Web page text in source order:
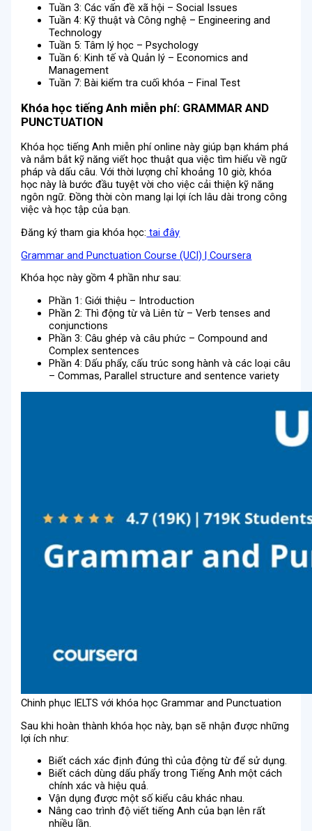
Tuần 3: Các vấn đề xã hội – Social Issues
Tuần 4: Kỹ thuật và Công nghệ – Engineering and
Technology
Tuần 5: Tâm lý học – Psychology
Tuần 6: Kinh tế và Quản lý – Economics and
Management
Tuần 7: Bài kiểm tra cuối khóa – Final Test
Khóa học tiếng Anh miễn phí: GRAMMAR AND
PUNCTUATION
Khóa học tiếng Anh miễn phí online này giúp bạn khám phá
và nắm bắt kỹ năng viết học thuật qua việc tìm hiểu về ngữ
pháp và dấu câu. Với thời lượng chỉ khoảng 10 giờ, khóa
học này là bước đầu tuyệt vời cho việc cải thiện kỹ năng
ngôn ngữ. Đồng thời còn mang lại lợi ích lâu dài trong công
việc và học tập của bạn.
Đăng ký tham gia khóa học: tai đây
Grammar and Punctuation Course (UCI) | Coursera
Khóa học này gồm 4 phần như sau:
Phần 1: Giới thiệu – Introduction
Phần 2: Thì động từ và Liên từ – Verb tenses and
conjunctions
Phần 3: Câu ghép và câu phức – Compound and
Complex sentences
Phần 4: Dấu phẩy, cấu trúc song hành và các loại câu
– Commas, Parallel structure and sentence variety
Chinh phục IELTS với khóa học Grammar and Punctuation
Sau khi hoàn thành khóa học này, bạn sẽ nhận được những
lợi ích như:
Biết cách xác định đúng thì của động từ để sử dụng.
Biết cách dùng dấu phẩy trong Tiếng Anh một cách
chính xác và hiệu quả.
Vận dụng được một số kiểu câu khác nhau.
Nâng cao trình độ viết tiếng Anh của bạn lên rất
nhiều lần.